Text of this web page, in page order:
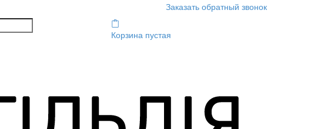
Заказать обратный звонок
Корзина пустая